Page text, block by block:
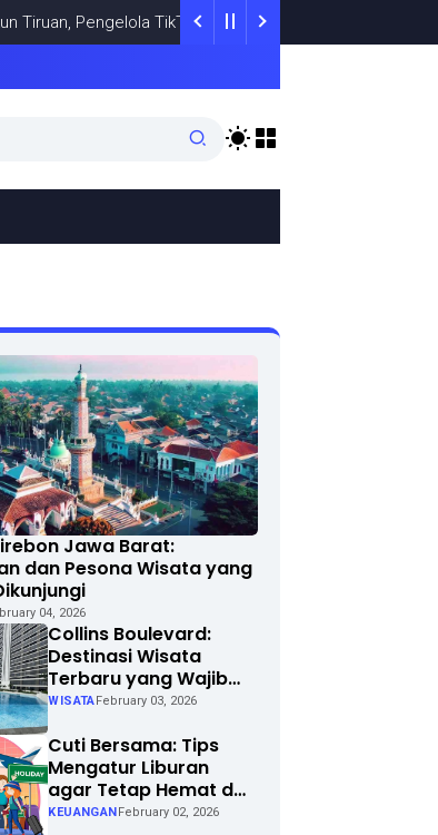
Pengelola TikTok @samsungstore.ta Siapkan Langkah
Jawa Barat:
dan Pesona Wisata yang
04, 2026
Collins Boulevard:
Destinasi Wisata
Terbaru yang Wajib
Dikunjungi di Kota
WISATA February 03, 2026
Cuti Bersama: Tips
Mengatur Liburan
agar Tetap Hemat dan
Menyenangkan
KEUANGAN February 02, 2026